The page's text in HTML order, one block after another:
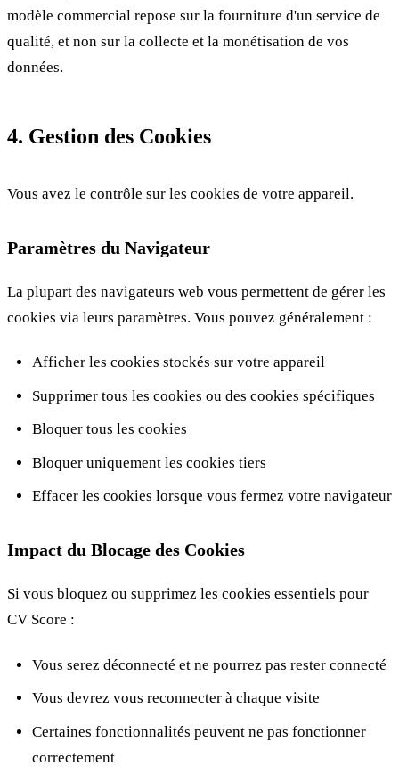
modèle commercial repose sur la fourniture d'un service de
qualité, et non sur la collecte et la monétisation de vos
données.
4. Gestion des Cookies
Vous avez le contrôle sur les cookies de votre appareil.
Paramètres du Navigateur
La plupart des navigateurs web vous permettent de gérer les
cookies via leurs paramètres. Vous pouvez généralement :
Afficher les cookies stockés sur votre appareil
Supprimer tous les cookies ou des cookies spécifiques
Bloquer tous les cookies
Bloquer uniquement les cookies tiers
Effacer les cookies lorsque vous fermez votre navigateur
Impact du Blocage des Cookies
Si vous bloquez ou supprimez les cookies essentiels pour
CV Score :
Vous serez déconnecté et ne pourrez pas rester connecté
Vous devrez vous reconnecter à chaque visite
Certaines fonctionnalités peuvent ne pas fonctionner
correctement